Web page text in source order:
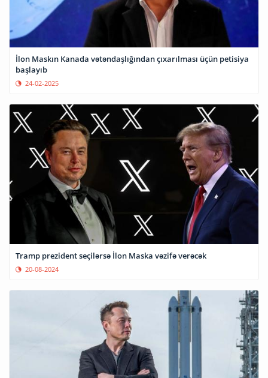
İlon Maskın Kanada vətəndaşlığından çıxarılması üçün petisiya
başlayıb
24-02-2025
Tramp prezident seçilərsə İlon Maska vəzifə verəcək
20-08-2024